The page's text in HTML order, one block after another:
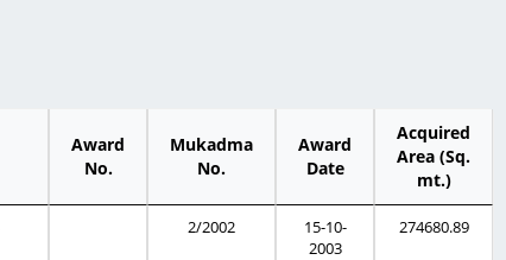
Award
No.
Mukadma
No.
Award
Date
Acquired
Area (Sq.
mt.)
2/2002
15-10-
2003
274680.89